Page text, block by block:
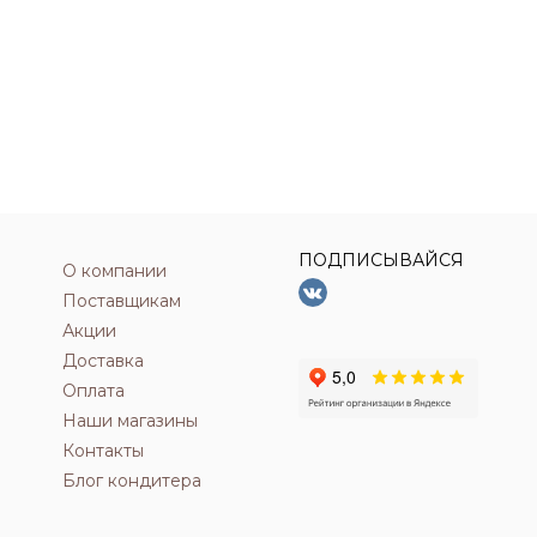
О компании
Поставщикам
Акции
Доставка
Оплата
Наши магазины
Контакты
Блог кондитера
ПОДПИСЫВАЙСЯ